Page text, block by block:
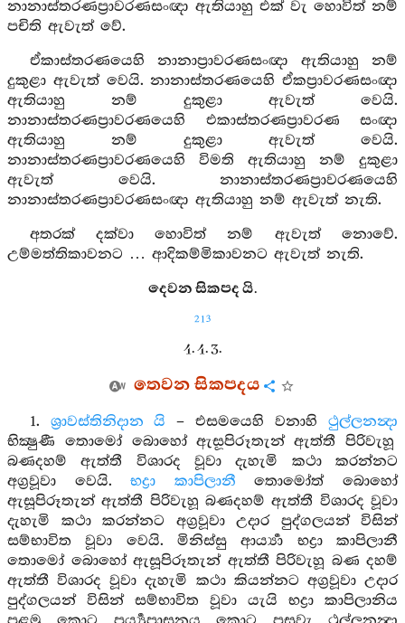
නානාස්තරණප්‍රාවරණසංඥා ඇතියාහු එක් වැ හොවිත් නම්
පචිති ඇවැත් වේ.
ඒකාස්තරණයෙහි නානාප්‍රාවරණසංඥා ඇතියාහු නම්
දුකුළා ඇවැත් වෙයි. නානාස්තරණයෙහි ඒකප්‍රාවරණසංඥා
ඇතියාහු නම් දුකුළා ඇවැත් වෙයි.
නානාස්තරණප්‍රාවරණයෙහි එකාස්තරණප්‍රාවරණ සංඥා
ඇතියාහු නම් දුකුළා ඇවැත් වෙයි.
නානාස්තරණප්‍රාවරණයෙහි විමති ඇතියාහු නම් දුකුළා
ඇවැත් වෙයි. නානාස්තරණප්‍රාවරණයෙහි
නානාස්තරණප්‍රාවරණසංඥා ඇතියාහු නම් ඇවැත් නැති.
අතරක් දක්වා හොවිත් නම් ඇවැත් නොවේ.
උම්මත්තිකාවනට … ආදිකම්මිකාවනට ඇවැත් නැති.
දෙවන සිකපද යි.
213
4. 4. 3.
තෙවන සිකපදය
1. ශ්‍රාවස්තිනිදාන යි – එසමයෙහි වනාහිථුල්ලනන්‍දා
භික්‍ෂුණී තොමෝ බොහෝ ඇසූපිරූතැන් ඇත්තී පිරිවැහූ
බණදහම් ඇත්තී විශාරද වූවා දැහැමි කථා කරන්නට
අග්‍රවූවා වෙයි.භද්‍රා කාපිලානී තොමෝත් බොහෝ
ඇසූපිරූතැන් ඇත්තී පිරිවැහූ බණදහම් ඇත්තී විශාරද වූවා
දැහැමි කථා කරන්නට අග්‍රවූවා උදාර පුද්ගලයන් විසින්
සම්භාවිත වූවා වෙයි. මිනිස්සු ආර්‍ය්‍යා භද්‍රා කාපිලානී
තොමෝ බොහෝ ඇසූපිරූතැන් ඇත්තී පිරිවැහූ බණ දහම්
ඇත්තී විශාරද වූවා දැහැමි කථා කියන්නට අග්‍රවූවා උදාර
පුද්ගලයන් විසින් සම්භාවිත වූවා යැයි භද්‍රා කාපිලානිය